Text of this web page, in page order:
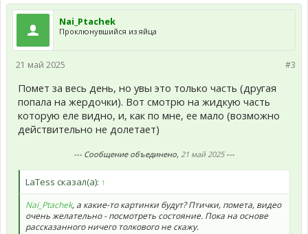
Nai_Ptachek
Проклюнувшийся из яйца
#3
21 май 2025
Помет за весь день, но увы это только часть (другая
попала на жердочки). Вот смотрю на жидкую часть
которую еле видно, и, как по мне, ее мало (возможно
действительно не долетает)
--- Сообщение объединено, 21 май 2025---
LaTess сказал(а): ↑
Nai_Ptachek, а какие-то картинки будут? Птички, помета, видео
очень желательно - посмотреть состояние. Пока на основе
рассказанного ничего толкового не скажу.